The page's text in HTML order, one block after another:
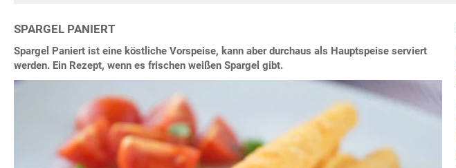
SPARGEL PANIERT
Spargel Paniert ist eine köstliche Vorspeise, kann aber durchaus als Hauptspeise serviert
werden. Ein Rezept, wenn es frischen weißen Spargel gibt.